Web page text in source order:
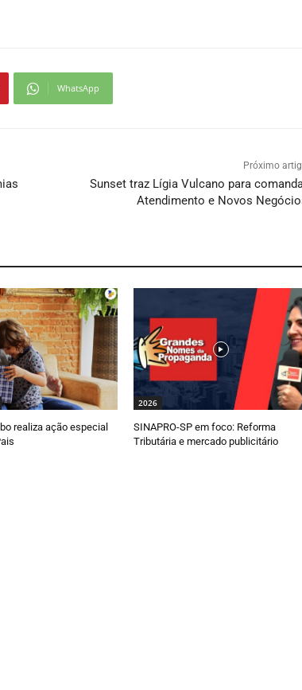
WhatsApp
Próximo
Sunset traz Lígia Vulcano para
Atendimento e Novos
realiza ação especial
2026
SINAPRO-SP em foco: Reforma
Tributária e mercado publicitário